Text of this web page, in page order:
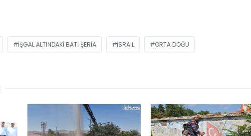
IŞGAL ALTINDAKI BATI ŞERIA ISRAIL ORTA DOĞU